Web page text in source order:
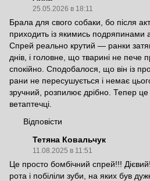
25.05.2026 в 18:11
Брала для свого собаки, бо після
приходить із якимись подряпинами
Спрей реально крутий — ранки
днів, і головне, що тварині не пече
спокійно. Сподобалося, що він із
рани не пересушується і немає
зручний, розпилює дрібно. Тепер
ветаптечці.
Відповісти
Тетяна Ковальчук
11.08.2025 в 11:51
Це просто бомбічний спрей!!!
рота і побіліли зуби, на яких був